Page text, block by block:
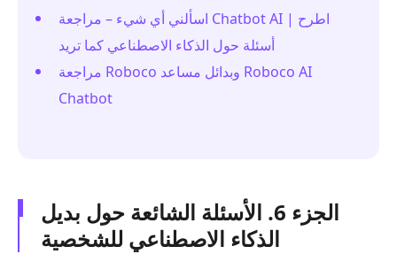
اسألني أي شيء – مراجعة Chatbot AI | اطرح
أسئلة حول الذكاء الاصطناعي كما تريد
مراجعة Roboco وبدائل مساعد Roboco AI
Chatbot
الجزء 6. الأسئلة الشائعة حول بديل
الذكاء الاصطناعي للشخصية